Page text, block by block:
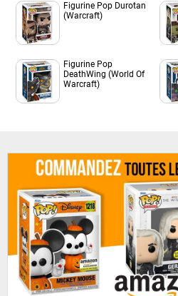
Figurine Pop Durotan
(Warcraft)
Figurine Pop
DeathWing (World Of
Warcraft)